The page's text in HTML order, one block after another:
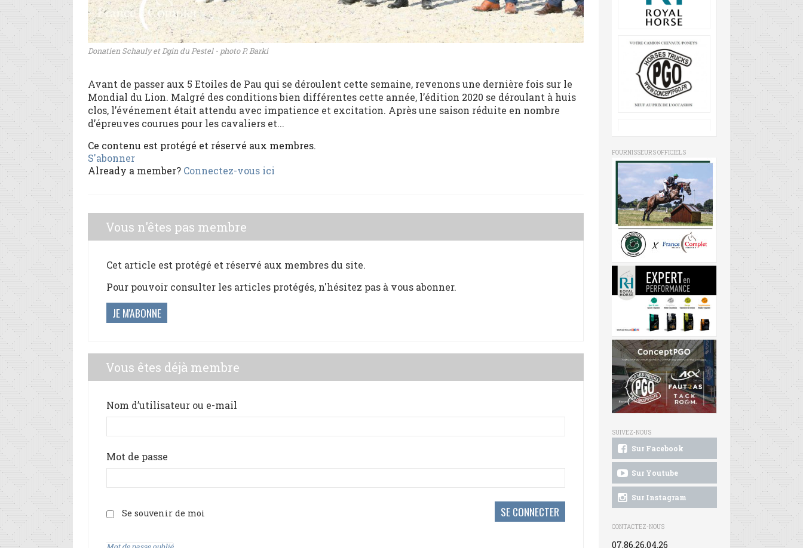
Donatien Schauly et Dgin du Pestel - photo P. Barki
Avant de passer aux 5 Etoiles de Pau qui se déroulent cette semaine, revenons une dernière fois sur le
Mondial du Lion. Malgré des conditions bien différentes cette année, l’édition 2020 se déroulant à huis
clos, l’événement était attendu avec impatience et excitation. Après une saison réduite en nombre
d’épreuves courues pour les cavaliers et...
Ce contenu est protégé et réservé aux membres.
S'abonner
Already a member? Connectez-vous ici
Vous n'êtes pas membre
Cet article est protégé et réservé aux membres du site.
Pour pouvoir consulter les articles protégés, n'hésitez pas à vous abonner.
JE M'ABONNE
Vous êtes déjà membre
Nom d’utilisateur ou e-mail
Mot de passe
Se souvenir de moi
Mot de passe oublié
FOURNISSEURS OFFICIELS
SUIVEZ-NOUS
Sur Facebook
Sur Youtube
Sur Instagram
CONTACTEZ-NOUS
07.86.26.04.26